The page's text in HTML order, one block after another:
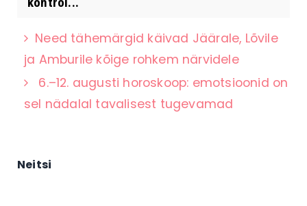
Need tähemärgid käivad Jäärale, Lõvile
ja Amburile kõige rohkem närvidele
6.–12. augusti horoskoop: emotsioonid on
sel nädalal tavalisest tugevamad
Neitsi